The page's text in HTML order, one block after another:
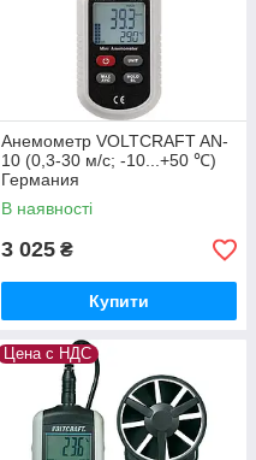
Анемометр VOLTCRAFT AN-
10 (0,3-30 м/с; -10...+50 ℃)
Германия
В наявності
3 025 ₴
Купити
Цена с НДС